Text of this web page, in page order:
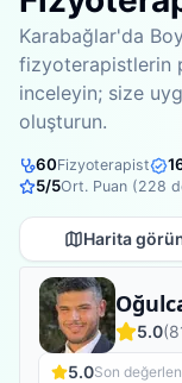
Karabağlar'da
fizyoterapistlerin
inceleyin; size
oluşturun.
60Fizyoterapist
5/5Ort. Puan (228
Harita
5.0(
5.0Son